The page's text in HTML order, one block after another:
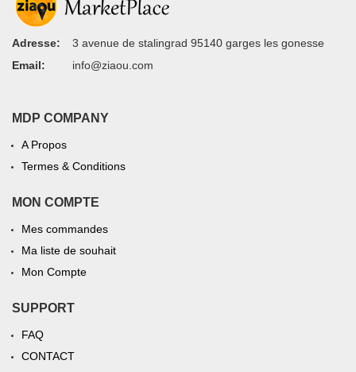
Adresse:
3 avenue de stalingrad 95140 garges les gonesse
Email:
info@ziaou.com
MDP COMPANY
A Propos
Termes & Conditions
MON COMPTE
Mes commandes
Ma liste de souhait
Mon Compte
SUPPORT
FAQ
CONTACT